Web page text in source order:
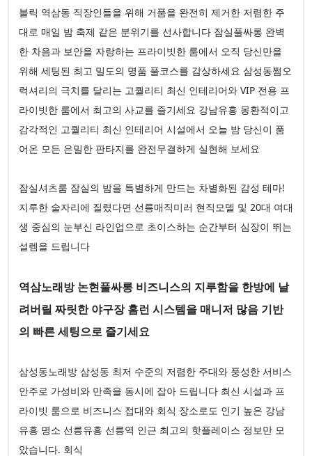
블릭 역삼동 직장인들을 위해 거품을 완전히 제거한 저렴한 주
대로 매일 밤 축제 같은 분위기를 선사합니다 잠실풀싸롱 완벽
한 차음과 보안을 자랑하는 프라이빗한 룸에서 오직 당신만을
위해 세팅된 최고 밀도의 명품 풀코스를 감상하세요 삼성동쩜오
럭셔리의 극치를 달리는 고퀄리티 최신 인테리어와 VIP 전용 프
라이빗한 룸에서 최고의 사교를 즐기세요 강남유흥 몽환적이고
감각적인 고퀄리티 최신 인테리어 시설에서 오늘 밤 당신이 품
어온 모든 은밀한 판타지를 완전무결하게 실현해 보세요
잠실셔츠룸 잠실의 밤을 특별하게 만드는 차별화된 감성 테마!
지루한 술자리에 질렸다면 선릉매직미러 현직모델 및 20대 여대
생 중심의 눈부신 라인업으로 초이스하는 순간부터 심장이 뛰는
설렘을 드립니다
역삼노래방 논현풀싸롱 비즈니스의 지루함을 한방에 날
려버릴 짜릿한 야구장 홈런 시스템을 매니저 많음 기반
의 빠른 세팅으로 즐기세요
삼성동노래방 삼성동 최저 수준의 저렴한 주대와 풍성한 서비스
안주로 가성비와 만족을 동시에 잡아 드립니다 최신 시설과 프
라이빗 룸으로 비즈니스 접대와 회식 장소로도 인기 높은 강남
유흥 명소 선릉유흥 선릉역 인근 최고의 핫플레이스 정보만 모
았습니다. 회식